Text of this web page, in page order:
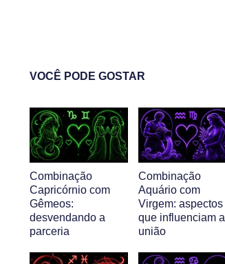
VOCÊ PODE GOSTAR
Combinação
Capricórnio com
Gêmeos:
desvendando a
parceria
Combinação
Aquário com
Virgem: aspectos
que influenciam a
união